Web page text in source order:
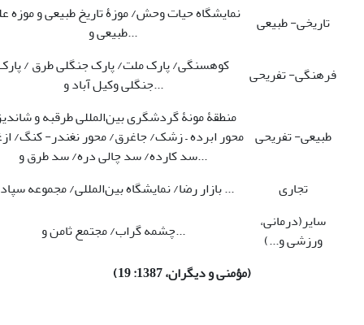
تاریخی- طبیعی
نمایشگاه حیات وحش/ موزۀ تاریخ طبیعی و موزه
طبیعی و...
فرهنگی- تفریحی
کوهسنگی/ پارک ملت/ پارک جنگلی طرق /
جنگلی وکیل آباد و...
طبیعی- تفریحی
منطقۀ مونۀ گردشگری بین‌المللی طرقبه و
محور ابرده – زشک/ جاغرق/ محور نغندر- کنگ/
سد کارده/ سد چالی دره/ سد طرق و...
تجاری
بازار رضا/ نمایشگاه بین‌المللی/ مجموعه سپاد و ...
سایر(درمانی،
ورزشی و...)
چشمه گراب/ مجتمع ثامن و...
(مؤمنی و دیگران، 1387: 19)